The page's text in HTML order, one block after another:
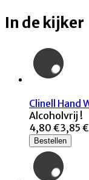
In de kijker
Clinell Hand
Alcoholvrij !
4,80 €3,85 €
Bestellen